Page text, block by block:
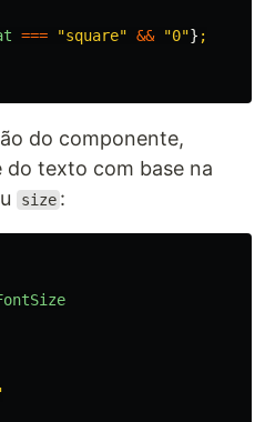
=== "square" && "0"} ;
do componente,
texto com base na
size :